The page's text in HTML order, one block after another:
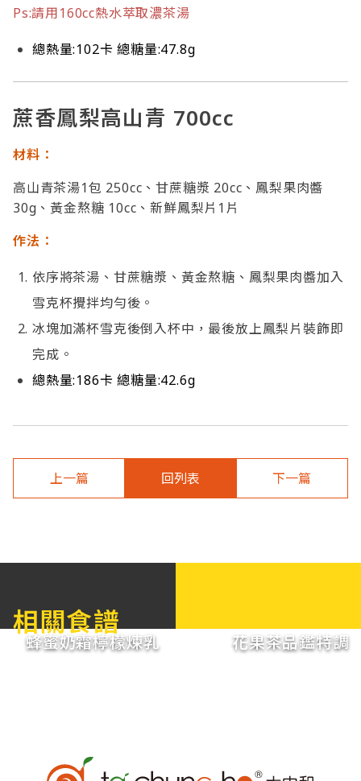
Ps:請用160cc熱水萃取濃茶湯
總熱量:102卡 總糖量:47.8g
蔗香鳳梨高山青 700cc
材料：
高山青茶湯1包 250cc、甘蔗糖漿 20cc、鳳梨果肉醬
30g、黃金熬糖 10cc、新鮮鳳梨片1片
作法：
依序將茶湯、甘蔗糖漿、黃金熬糖、鳳梨果肉醬加入
雪克杯攪拌均勻後。
冰塊加滿杯雪克後倒入杯中，最後放上鳳梨片裝飾即
完成。
總熱量:186卡 總糖量:42.6g
上一篇 回列表 下一篇
相關食譜
蜂蜜奶霜檸檬煉乳 花果茶品鑑特調